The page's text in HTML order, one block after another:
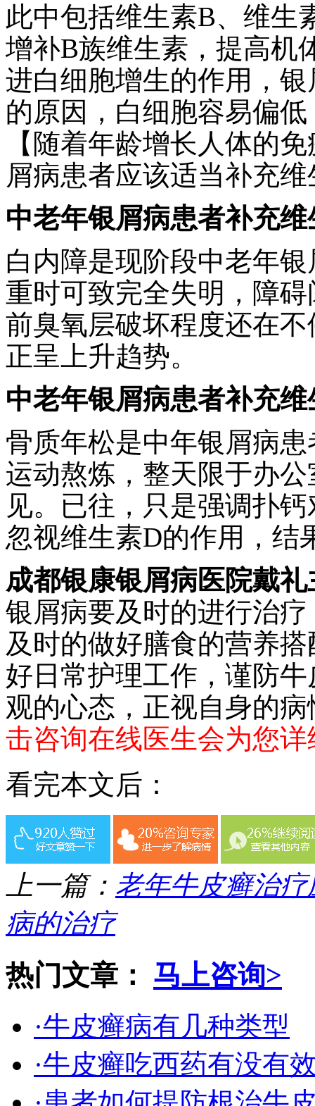
此中包括维生素B、维生
增补B族维生素，提高机
进白细胞增生的作用，
的原因，白细胞容易偏
【随着年龄增长人体的
屑病患者应该适当补充
中老年银屑病患者补充
白内障是现阶段中老年
重时可致完全失明，障
前臭氧层破坏程度还在
正呈上升趋势。
中老年银屑病患者补充
骨质年松是中年银屑病
运动熬炼，整天限于办
见。已往，只是强调扑
忽视维生素D的作用，结
成都银康银屑病医院戴
银屑病要及时的进行治
及时的做好膳食的营养
好日常护理工作，谨防
观的心态，正视自身的病
击咨询在线医生会为您
看完本文后：
上一篇： 老年牛皮癣治
病的治疗
热门文章： 马上咨询>
·牛皮癣病有几种类型
·牛皮癣吃西药有没有